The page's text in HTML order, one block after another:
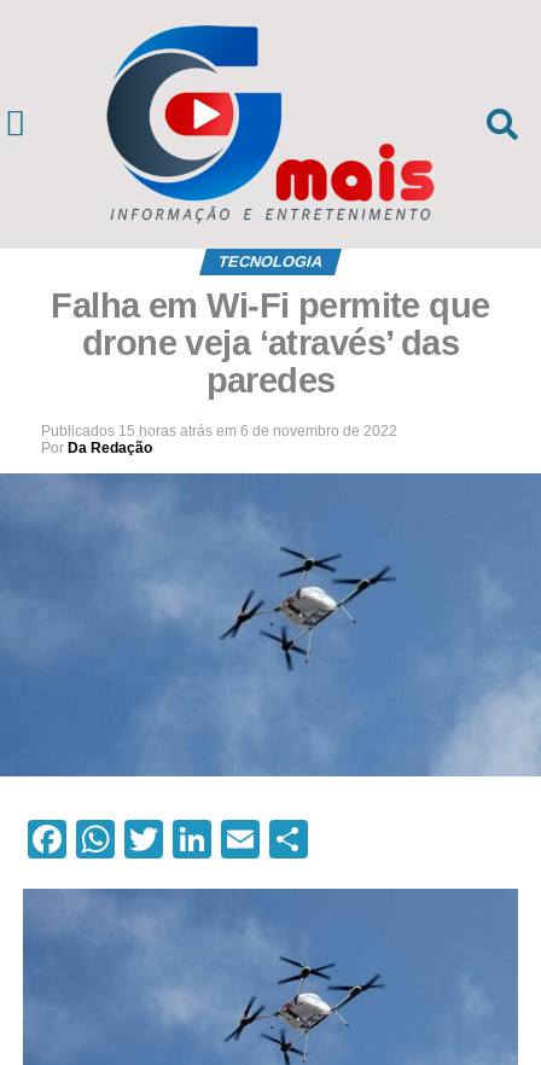
TECNOLOGIA
Falha em Wi-Fi permite que
drone veja ‘através’ das
paredes
Publicados 15 horas atrás em 6 de novembro de 2022
Por Da Redação
Facebook
WhatsApp
Twitter
LinkedIn
EmailCompartilhar